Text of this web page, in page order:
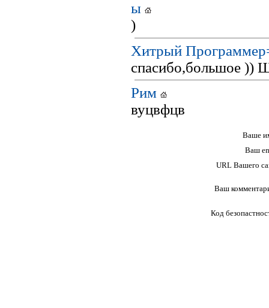
ы
)
Хитрый
спасибо,большое ))
Рим
вуцвфцв
Ваше
Ваш
URL Вашего
Ваш
Код